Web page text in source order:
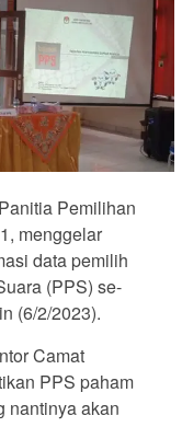
Pemilihan
menggelar
data pemilih
(PPS) se-
(6/2/2023).
Camat
PPS paham
nantinya akan